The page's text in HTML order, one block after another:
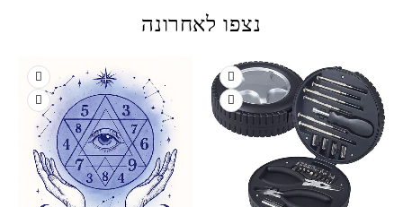
נצפו לאחרונה